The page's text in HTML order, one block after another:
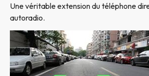
Une véritable extension du téléphone
autoradio.